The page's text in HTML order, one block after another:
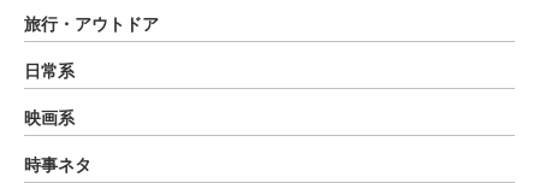
旅行・アウトドア
日常系
映画系
時事ネタ